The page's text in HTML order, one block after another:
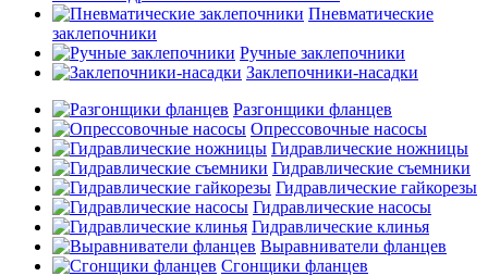
Пневматические
заклепочники
Ручные заклепочники
Заклепочники-насадки
Разгонщики фланцев
Опрессовочные насосы
Гидравлические ножницы
Гидравлические съемники
Гидравлические гайкорезы
Гидравлические насосы
Гидравлические клинья
Выравниватели фланцев
Сгонщики фланцев